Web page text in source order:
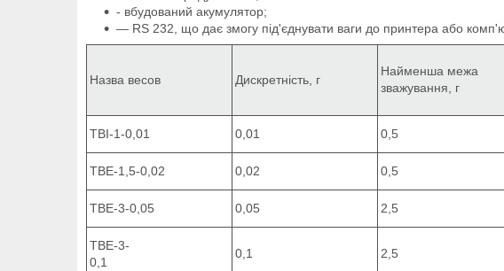
- вбудований акумулятор;
— RS 232, що дає змогу під'єднувати ваги до принтера або
Назва весов Дискретність, г
Найменша межа
зважування, г
ТВІ-1-0,01 0,01 0,5
ТВЕ-1,5-0,02 0,02 0,5
ТВЕ-3-0,05 0,05 2,5
ТВЕ-3-
0,1
0,1 2,5